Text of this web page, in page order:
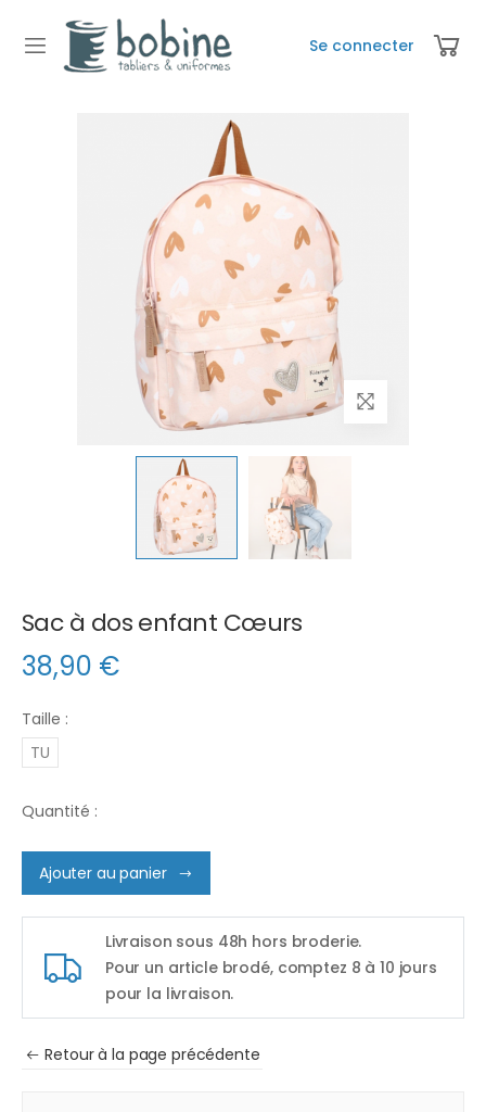
Se connecter
Sac à dos enfant Cœurs
38,90 €
Taille :
TU
Quantité :
Ajouter au panier
Livraison sous 48h hors broderie.
Pour un article brodé, comptez 8 à 10 jours
pour la livraison.
Retour à la page précédente